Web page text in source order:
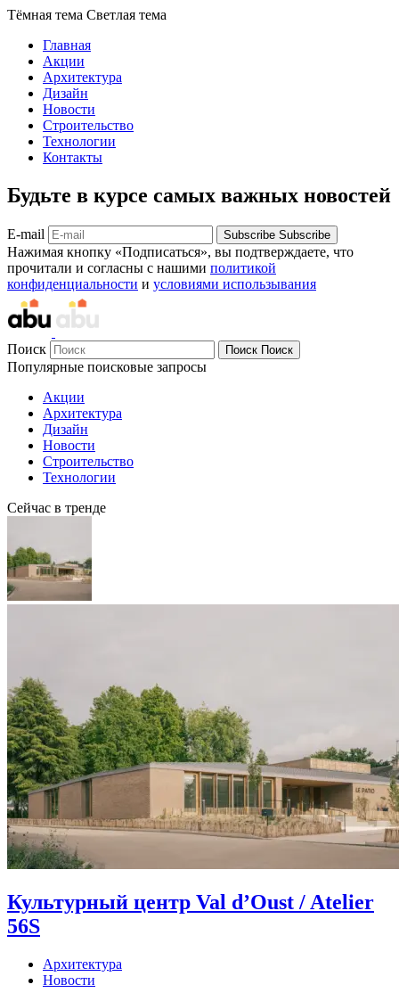
Тёмная тема Светлая тема
Главная
Акции
Архитектура
Дизайн
Новости
Строительство
Технологии
Контакты
Будьте в курсе самых важных новостей
E-mail Subscribe Subscribe
Нажимая кнопку «Подписаться», вы подтверждаете, что
прочитали и согласны с нашими политикой
конфиденциальности и условиями использывания
Поиск Поиск Поиск
Популярные поисковые запросы
Акции
Архитектура
Дизайн
Новости
Строительство
Технологии
Сейчас в тренде
Культурный центр Val d’Oust / Atelier
56S
Архитектура
Новости